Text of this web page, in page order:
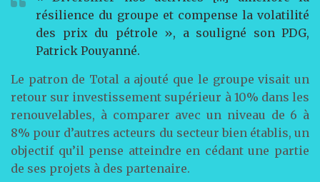
résilience du groupe et compense la volatilité
des prix du pétrole », a souligné son PDG,
Patrick Pouyanné.
Le patron de Total a ajouté que le groupe visait un
retour sur investissement supérieur à 10% dans les
renouvelables, à comparer avec un niveau de 6 à
8% pour d’autres acteurs du secteur bien établis, un
objectif qu’il pense atteindre en cédant une partie
de ses projets à des partenaire.